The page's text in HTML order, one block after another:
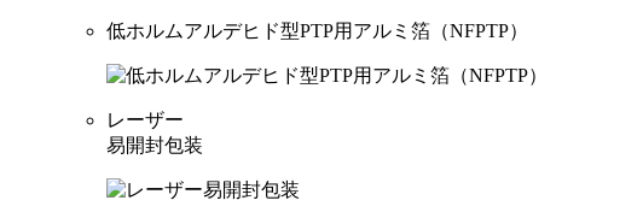
低ホルムアルデヒド型PTP用アルミ箔（NFPTP）
レーザー
易開封包装